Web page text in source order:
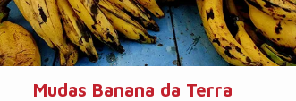
Mudas Banana da Terra